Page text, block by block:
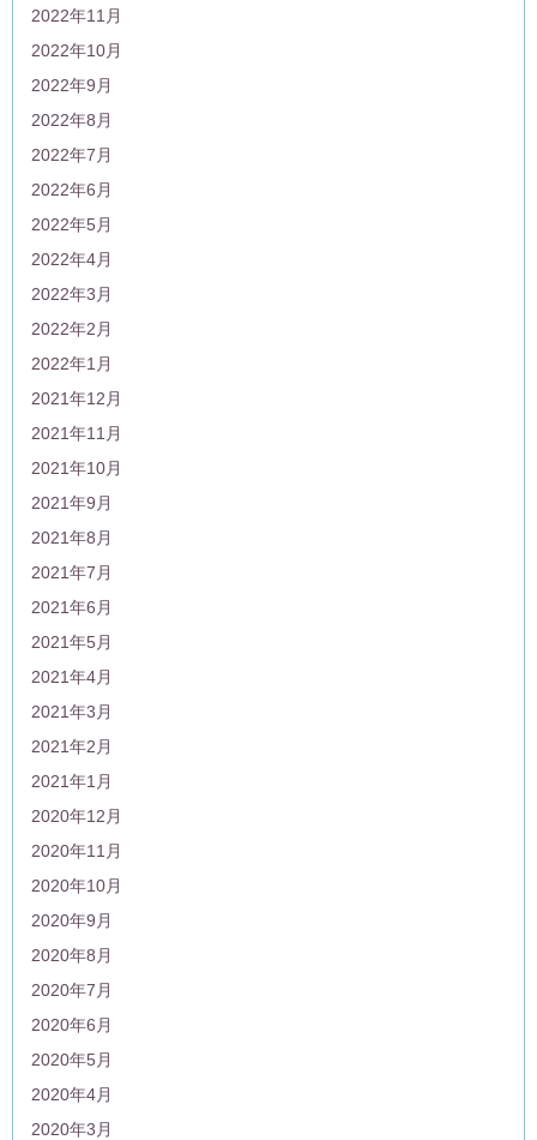
2022年11月
2022年10月
2022年9月
2022年8月
2022年7月
2022年6月
2022年5月
2022年4月
2022年3月
2022年2月
2022年1月
2021年12月
2021年11月
2021年10月
2021年9月
2021年8月
2021年7月
2021年6月
2021年5月
2021年4月
2021年3月
2021年2月
2021年1月
2020年12月
2020年11月
2020年10月
2020年9月
2020年8月
2020年7月
2020年6月
2020年5月
2020年4月
2020年3月